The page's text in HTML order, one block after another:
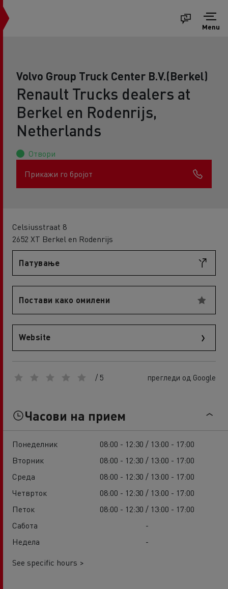
Menu
Volvo Group Truck Center B.V.(Berkel)
Renault Trucks dealers at
Berkel en Rodenrijs,
Netherlands
Отвори
Прикажи го бројот
Celsiusstraat 8
2652 XT Berkel en Rodenrijs
Патување
Постави како омилени
Website
/ 5 прегледи од Google
Часови на прием
Понеделник
08:00 - 12:30 / 13:00 - 17:00
Вторник
08:00 - 12:30 / 13:00 - 17:00
Среда
08:00 - 12:30 / 13:00 - 17:00
Четврток
08:00 - 12:30 / 13:00 - 17:00
Петок
08:00 - 12:30 / 13:00 - 17:00
Сабота
-
Недела
-
See specific hours >